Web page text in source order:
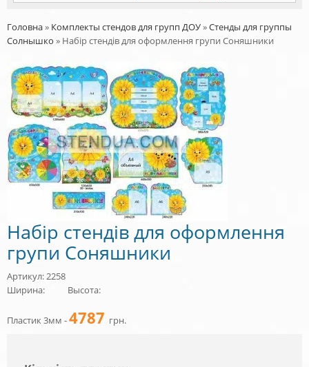
Головна» Комплекты стендов для групп ДОУ»Стенды для группы
Солнышко » Набір стендів для оформлення групи Соняшники
Набір стендів для оформлення
групи Соняшники
Артикул: 2258
Ширина:
Высота:
Пластик 3мм -4787 грн.